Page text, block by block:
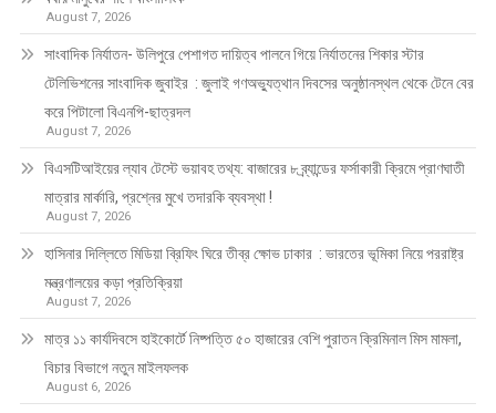
August 7, 2026
সাংবাদিক নির্যাতন- উলিপুরে পেশাগত দায়িত্ব পালনে গিয়ে নির্যাতনের শিকার স্টার
টেলিভিশনের সাংবাদিক জুবাইর : জুলাই গণঅভ্যুত্থান দিবসের অনুষ্ঠানস্থল থেকে টেনে বের
করে পিটালো বিএনপি-ছাত্রদল
August 7, 2026
বিএসটিআইয়ের ল্যাব টেস্টে ভয়াবহ তথ্য: বাজারের ৮ ব্র্যান্ডের ফর্সাকারী ক্রিমে প্রাণঘাতী
মাত্রার মার্কারি, প্রশ্নের মুখে তদারকি ব্যবস্থা !
August 7, 2026
হাসিনার দিল্লিতে মিডিয়া ব্রিফিং ঘিরে তীব্র ক্ষোভ ঢাকার : ভারতের ভূমিকা নিয়ে পররাষ্ট্র
মন্ত্রণালয়ের কড়া প্রতিক্রিয়া
August 7, 2026
মাত্র ১১ কার্যদিবসে হাইকোর্টে নিষ্পত্তি ৫০ হাজারের বেশি পুরাতন ক্রিমিনাল মিস মামলা,
বিচার বিভাগে নতুন মাইলফলক
August 6, 2026